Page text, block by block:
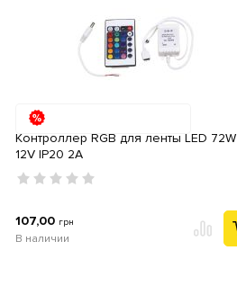
Контроллер RGB для ленты LED 72W
12V IP20 2A
107,00 грн
В наличии